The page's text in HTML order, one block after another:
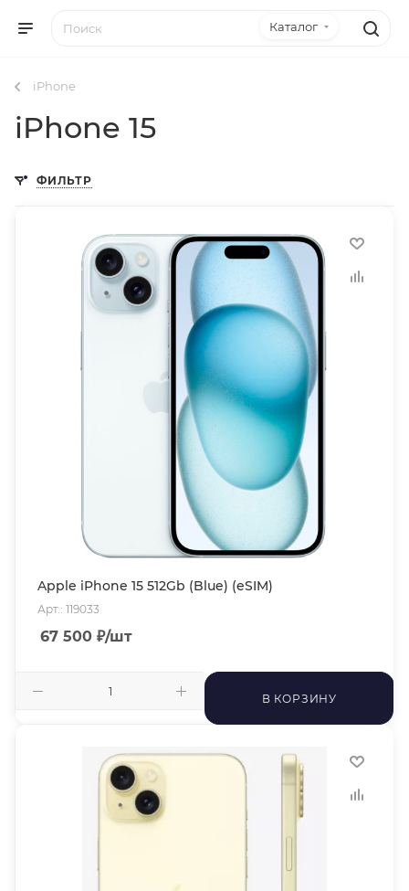
Каталог
iPhone
iPhone 15
ФИЛЬТР
Apple iPhone 15 512Gb (Blue) (eSIM)
Арт.: 119033
67 500 ₽/шт
В КОРЗИНУ